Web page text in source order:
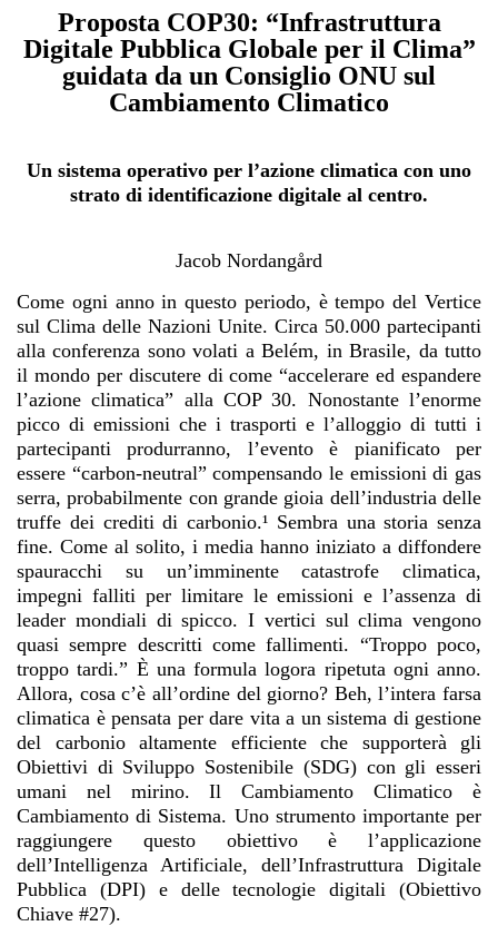
Proposta COP30: “Infrastruttura
Digitale Pubblica Globale per il Clima”
guidata da un Consiglio ONU sul
Cambiamento Climatico
Un sistema operativo per l’azione climatica con uno
strato di identificazione digitale al centro.
Jacob Nordangård
Come ogni anno in questo periodo, è tempo del Vertice
sul Clima delle Nazioni Unite. Circa 50.000 partecipanti
alla conferenza sono volati a Belém, in Brasile, da tutto
il mondo per discutere di come “accelerare ed espandere
l’azione climatica” alla COP 30. Nonostante l’enorme
picco di emissioni che i trasporti e l’alloggio di tutti i
partecipanti produrranno, l’evento è pianificato per
essere “carbon-neutral” compensando le emissioni di gas
serra, probabilmente con grande gioia dell’industria delle
truffe dei crediti di carbonio.¹ Sembra una storia senza
fine. Come al solito, i media hanno iniziato a diffondere
spauracchi su un’imminente catastrofe climatica,
impegni falliti per limitare le emissioni e l’assenza di
leader mondiali di spicco. I vertici sul clima vengono
quasi sempre descritti come fallimenti. “Troppo poco,
troppo tardi.” È una formula logora ripetuta ogni anno.
Allora, cosa c’è all’ordine del giorno? Beh, l’intera farsa
climatica è pensata per dare vita a un sistema di gestione
del carbonio altamente efficiente che supporterà gli
Obiettivi di Sviluppo Sostenibile (SDG) con gli esseri
umani nel mirino. Il Cambiamento Climatico è
Cambiamento di Sistema. Uno strumento importante per
raggiungere questo obiettivo è l’applicazione
dell’Intelligenza Artificiale, dell’Infrastruttura Digitale
Pubblica (DPI) e delle tecnologie digitali (Obiettivo
Chiave #27).